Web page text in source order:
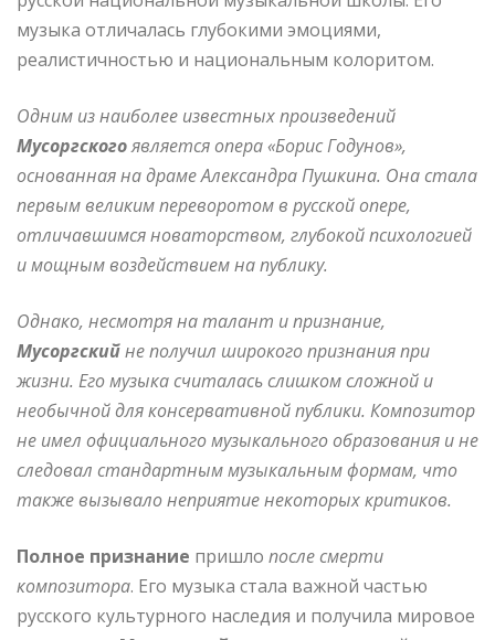
музыка отличалась глубокими эмоциями,
реалистичностью и национальным колоритом.
Одним из наиболее известных произведений
Мусоргскогоявляется опера «Борис Годунов»,
основанная на драме Александра Пушкина. Она стала
первым великим переворотом в русской опере,
отличавшимся новаторством, глубокой психологией
и мощным воздействием на публику.
Однако, несмотря на талант и признание,
Мусоргскийне получил широкого признания при
жизни. Его музыка считалась слишком сложной и
необычной для консервативной публики. Композитор
не имел официального музыкального образования и не
следовал стандартным музыкальным формам, что
также вызывало неприятие некоторых критиков.
Полное признание пришло после смерти
композитора. Его музыка стала важной частью
русского культурного наследия и получила мировое